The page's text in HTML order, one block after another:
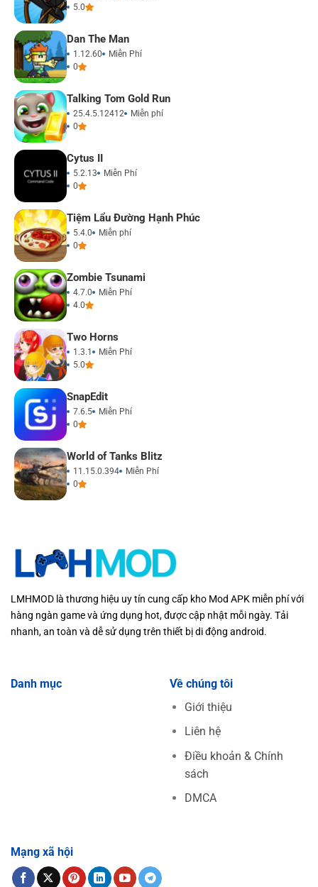
5.0
Dan The Man
1.12.60
Miễn Phí
0
Talking Tom Gold Run
25.4.5.12412
Miễn phí
0
Cytus II
5.2.13
Miễn Phí
0
Tiệm Lẩu Đường Hạnh Phúc
5.4.0
Miễn phí
0
Zombie Tsunami
4.7.0
Miễn Phí
4.0
Two Horns
1.3.1
Miễn Phí
5.0
SnapEdit
7.6.5
Miễn Phí
0
World of Tanks Blitz
11.15.0.394
Miễn Phí
0
LMHMOD là thương hiệu uy tín cung cấp kho Mod APK miễn phí với
hàng ngàn game và ứng dụng hot, được cập nhật mỗi ngày. Tải
nhanh, an toàn và dễ sử dụng trên thiết bị di động android.
Danh mục
Về chúng tôi
Giới thiệu
Liên hệ
Điều khoản & Chính
sách
DMCA
Mạng xã hội